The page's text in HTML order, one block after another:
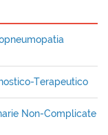
Terapeutico
Non-Complicate